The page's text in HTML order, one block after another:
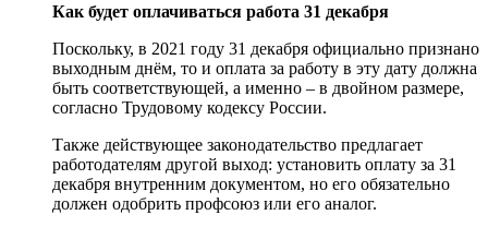
Как будет оплачиваться работа 31 декабря
Поскольку, в 2021 году 31 декабря официально признано
выходным днём, то и оплата за работу в эту дату должна
быть соответствующей, а именно – в двойном размере,
согласно Трудовому кодексу России.
Также действующее законодательство предлагает
работодателям другой выход: установить оплату за 31
декабря внутренним документом, но его обязательно
должен одобрить профсоюз или его аналог.